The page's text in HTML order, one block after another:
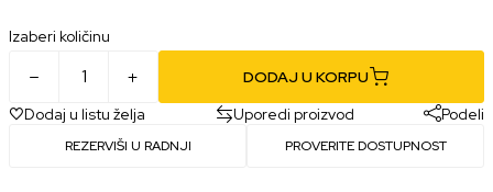
Izaberi količinu
DODAJ U KORPU
Dodaj u listu želja
Uporedi proizvod Podeli
REZERVIŠI U RADNJI PROVERITE DOSTUPNOST